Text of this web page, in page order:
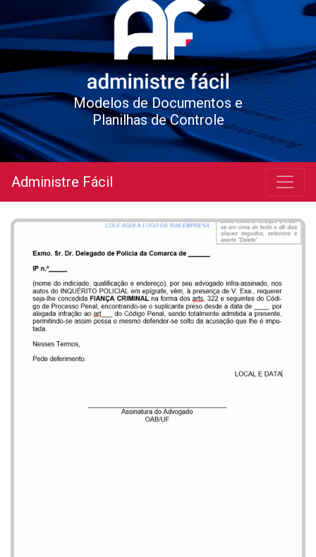
Modelos de Documentos e
Planilhas de Controle
Administre Fácil